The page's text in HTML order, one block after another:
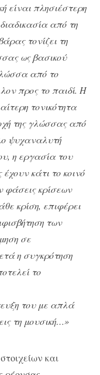
είναι πλησιέστερη
από τη
τονίζει τη
ως βασικού
από το
προς το παιδί. Η
τονικότητα
της γλώσσας από
ψυχαναλυτή
η εργασία του
κάτι το κοινό
φάσεις κρίσεων
κρίση, επιφέρει
των
σε
η συγκρότηση
το
του με απλά
τη μουσική…»
και